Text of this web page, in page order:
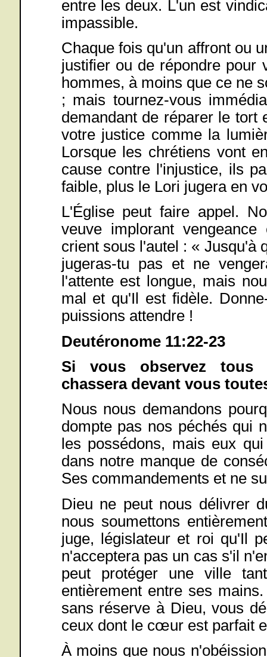
entre les deux. L'un est
impassible.
Chaque fois qu'un affront ou
justifier ou de répondre pour
hommes, à moins que ce ne
; mais tournez-vous
demandant de réparer le tort
votre justice comme la
Lorsque les chrétiens vont
cause contre l'injustice, ils
faible, plus le Lori jugera en
L'Église peut faire appel.
veuve implorant
crient sous l'autel : « Jusqu'à
jugeras-tu pas et ne
l'attente est longue, mais
mal et qu'Il est fidèle.
puissions attendre !
Deutéronome 11:22-23
Si vous observez tous
chassera devant vous
Nous nous demandons
dompte pas nos péchés qui
les possédons, mais eux
dans notre manque de
Ses commandements et ne
Dieu ne peut nous délivrer
nous soumettons
juge, législateur et roi qu'Il
n'acceptera pas un cas s'il
peut protéger une ville
entièrement entre ses
sans réserve à Dieu, vous
ceux dont le cœur est parfait
À moins que nous